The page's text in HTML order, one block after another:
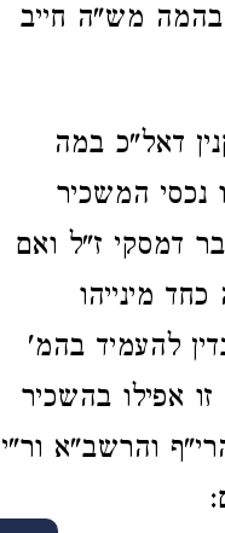
מש"ה חייב
דאל"כ במה
נכסי המשכיר
דמסקי ז"ל ואם
מינייהו
להעמיד בהמ'
אפילו בהשכיר
והרשב"א ור"י